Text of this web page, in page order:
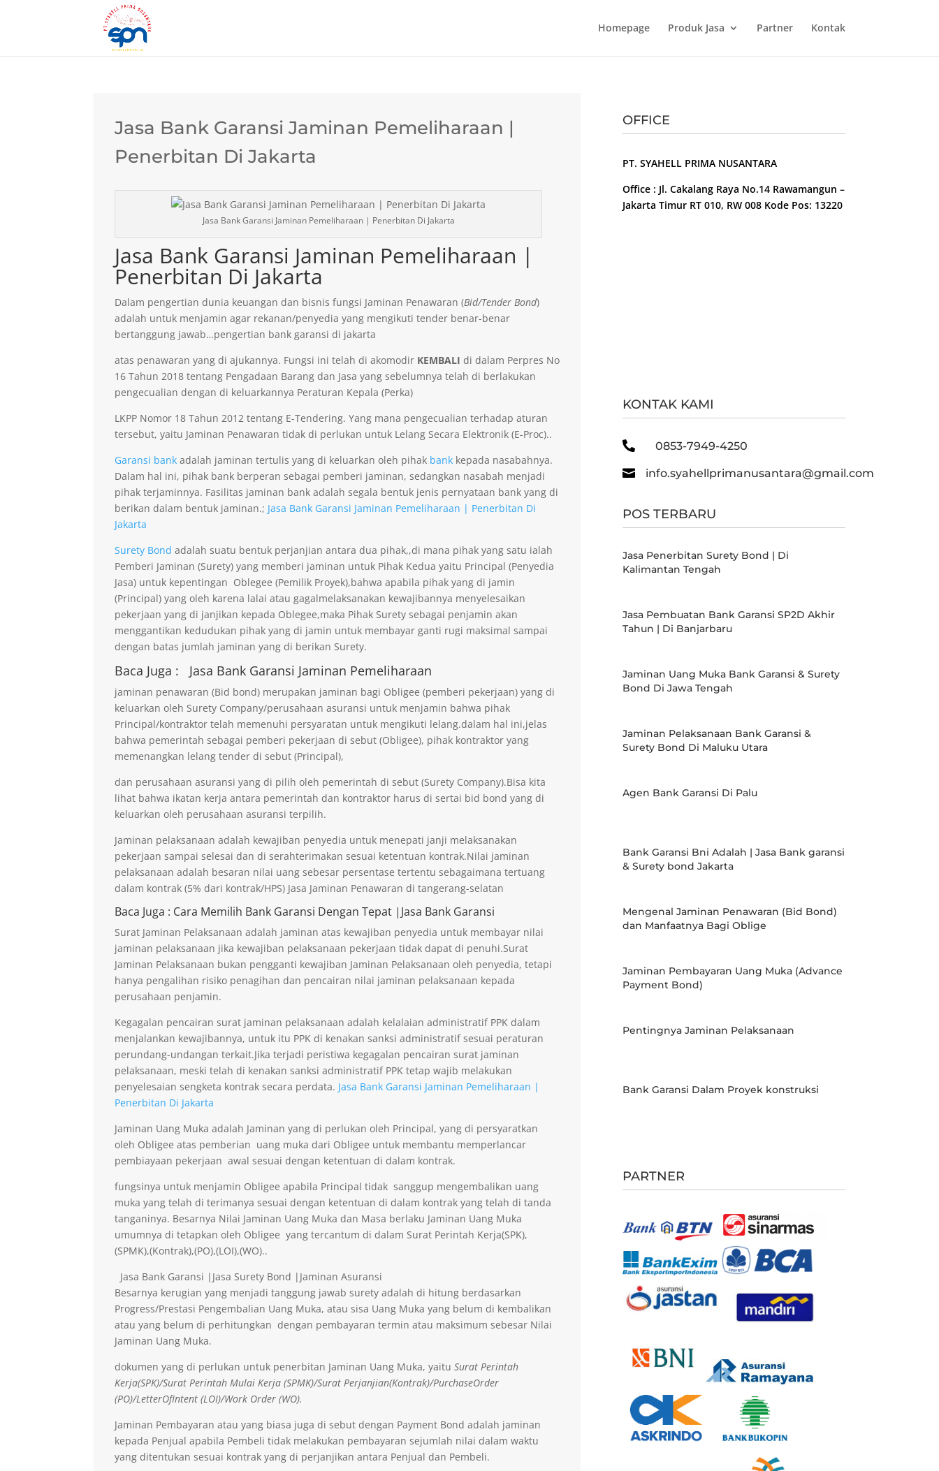
Homepage Produk Jasa Partner Kontak
Jasa Bank Garansi Jaminan Pemeliharaan |
Penerbitan Di Jakarta
Jasa Bank Garansi Jaminan Pemeliharaan | Penerbitan Di Jakarta
Jasa Bank Garansi Jaminan Pemeliharaan |
Penerbitan Di Jakarta
Dalam pengertian dunia keuangan dan bisnis fungsi Jaminan Penawaran (Bid/Tender Bond)
adalah untuk menjamin agar rekanan/penyedia yang mengikuti tender benar-benar
bertanggung jawab…pengertian bank garansi di jakarta
atas penawaran yang di ajukannya. Fungsi ini telah di akomodir KEMBALI di dalam Perpres No
16 Tahun 2018 tentang Pengadaan Barang dan Jasa yang sebelumnya telah di berlakukan
pengecualian dengan di keluarkannya Peraturan Kepala (Perka)
LKPP Nomor 18 Tahun 2012 tentang E-Tendering. Yang mana pengecualian terhadap aturan
tersebut, yaitu Jaminan Penawaran tidak di perlukan untuk Lelang Secara Elektronik (E-Proc)..
Garansi bank adalah jaminan tertulis yang di keluarkan oleh pihak bank kepada nasabahnya.
Dalam hal ini, pihak bank berperan sebagai pemberi jaminan, sedangkan nasabah menjadi
pihak terjaminnya. Fasilitas jaminan bank adalah segala bentuk jenis pernyataan bank yang di
berikan dalam bentuk jaminan.; Jasa Bank Garansi Jaminan Pemeliharaan | Penerbitan Di
Jakarta
Surety Bondadalah suatu bentuk perjanjian antara dua pihak,,di mana pihak yang satu ialah
Pemberi Jaminan (Surety) yang memberi jaminan untuk Pihak Kedua yaitu Principal (Penyedia
Jasa) untuk kepentingan Oblegee (Pemilik Proyek),bahwa apabila pihak yang di jamin
(Principal) yang oleh karena lalai atau gagalmelaksanakan kewajibannya menyelesaikan
pekerjaan yang di janjikan kepada Oblegee,maka Pihak Surety sebagai penjamin akan
menggantikan kedudukan pihak yang di jamin untuk membayar ganti rugi maksimal sampai
dengan batas jumlah jaminan yang di berikan Surety.
Baca Juga : Jasa Bank Garansi Jaminan Pemeliharaan
jaminan penawaran (Bid bond) merupakan jaminan bagi Obligee (pemberi pekerjaan) yang di
keluarkan oleh Surety Company/perusahaan asuransi untuk menjamin bahwa pihak
Principal/kontraktor telah memenuhi persyaratan untuk mengikuti lelang.dalam hal ini,jelas
bahwa pemerintah sebagai pemberi pekerjaan di sebut (Obligee), pihak kontraktor yang
memenangkan lelang tender di sebut (Principal),
dan perusahaan asuransi yang di pilih oleh pemerintah di sebut (Surety Company).Bisa kita
lihat bahwa ikatan kerja antara pemerintah dan kontraktor harus di sertai bid bond yang di
keluarkan oleh perusahaan asuransi terpilih.
Jaminan pelaksanaan adalah kewajiban penyedia untuk menepati janji melaksanakan
pekerjaan sampai selesai dan di serahterimakan sesuai ketentuan kontrak.Nilai jaminan
pelaksanaan adalah besaran nilai uang sebesar persentase tertentu sebagaimana tertuang
dalam kontrak (5% dari kontrak/HPS) Jasa Jaminan Penawaran di tangerang-selatan
Baca Juga : Cara Memilih Bank Garansi Dengan Tepat |Jasa Bank Garansi
Surat Jaminan Pelaksanaan adalah jaminan atas kewajiban penyedia untuk membayar nilai
jaminan pelaksanaan jika kewajiban pelaksanaan pekerjaan tidak dapat di penuhi.Surat
Jaminan Pelaksanaan bukan pengganti kewajiban Jaminan Pelaksanaan oleh penyedia, tetapi
hanya pengalihan risiko penagihan dan pencairan nilai jaminan pelaksanaan kepada
perusahaan penjamin.
Kegagalan pencairan surat jaminan pelaksanaan adalah kelalaian administratif PPK dalam
menjalankan kewajibannya, untuk itu PPK di kenakan sanksi administratif sesuai peraturan
perundang-undangan terkait.Jika terjadi peristiwa kegagalan pencairan surat jaminan
pelaksanaan, meski telah di kenakan sanksi administratif PPK tetap wajib melakukan
penyelesaian sengketa kontrak secara perdata. Jasa Bank Garansi Jaminan Pemeliharaan |
Penerbitan Di Jakarta
Jaminan Uang Muka adalah Jaminan yang di perlukan oleh Principal, yang di persyaratkan
oleh Obligee atas pemberian uang muka dari Obligee untuk membantu memperlancar
pembiayaan pekerjaan awal sesuai dengan ketentuan di dalam kontrak.
fungsinya untuk menjamin Obligee apabila Principal tidak sanggup mengembalikan uang
muka yang telah di terimanya sesuai dengan ketentuan di dalam kontrak yang telah di tanda
tanganinya. Besarnya Nilai Jaminan Uang Muka dan Masa berlaku Jaminan Uang Muka
umumnya di tetapkan oleh Obligee yang tercantum di dalam Surat Perintah Kerja(SPK),
(SPMK),(Kontrak),(PO),(LOI),(WO)..
Jasa Bank Garansi |Jasa Surety Bond |Jaminan Asuransi
Besarnya kerugian yang menjadi tanggung jawab surety adalah di hitung berdasarkan
Progress/Prestasi Pengembalian Uang Muka, atau sisa Uang Muka yang belum di kembalikan
atau yang belum di perhitungkan dengan pembayaran termin atau maksimum sebesar Nilai
Jaminan Uang Muka.
dokumen yang di perlukan untuk penerbitan Jaminan Uang Muka, yaituSurat Perintah
Kerja(SPK)/Surat Perintah Mulai Kerja (SPMK)/Surat Perjanjian(Kontrak)/PurchaseOrder
(PO)/LetterOfIntent (LOI)/Work Order (WO).
Jaminan Pembayaran atau yang biasa juga di sebut dengan Payment Bond adalah jaminan
kepada Penjual apabila Pembeli tidak melakukan pembayaran sejumlah nilai dalam waktu
yang ditentukan sesuai kontrak yang di perjanjikan antara Penjual dan Pembeli.
OFFICE
PT. SYAHELL PRIMA NUSANTARA
Office : Jl. Cakalang Raya No.14 Rawamangun –
Jakarta Timur RT 010, RW 008 Kode Pos: 13220
KONTAK KAMI
 0853-7949-4250
 info.syahellprimanusantara@gmail.com
POS TERBARU
Jasa Penerbitan Surety Bond | Di
Kalimantan Tengah
Jasa Pembuatan Bank Garansi SP2D Akhir
Tahun | Di Banjarbaru
Jaminan Uang Muka Bank Garansi & Surety
Bond Di Jawa Tengah
Jaminan Pelaksanaan Bank Garansi &
Surety Bond Di Maluku Utara
Agen Bank Garansi Di Palu
Bank Garansi Bni Adalah | Jasa Bank garansi
& Surety bond Jakarta
Mengenal Jaminan Penawaran (Bid Bond)
dan Manfaatnya Bagi Oblige
Jaminan Pembayaran Uang Muka (Advance
Payment Bond)
Pentingnya Jaminan Pelaksanaan
Bank Garansi Dalam Proyek konstruksi
PARTNER